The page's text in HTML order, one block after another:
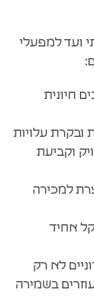
ועד למפעלי
חיונית
ובקרת עלויות
וקביעת
למכירה
אחיד
לא רק
בשמירה